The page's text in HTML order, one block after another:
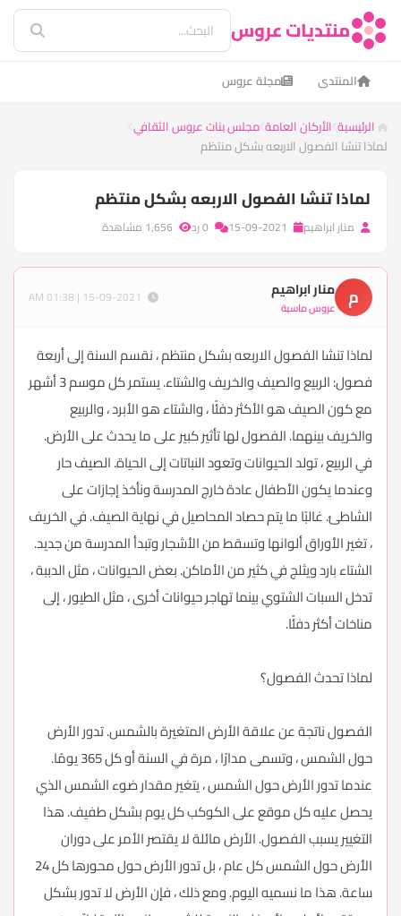
منتديات عروس
المنتدى مجلة عروس
الرئيسية الأركان العامة مجلس بنات عروس الثقافي
لماذا تنشا الفصول الاربعه بشكل منتظم
لماذا تنشا الفصول الاربعه بشكل منتظم
منار ابراهيم
م منار ابراهيم
عروس ماسية
لماذا تنشا الفصول الاربعه بشكل منتظم ، نقسم السنة إلى أربعة
فصول: الربيع والصيف والخريف والشتاء. يستمر كل موسم 3 أشهر
مع كون الصيف هو الأكثر دفئًا ، والشتاء هو الأبرد ، والربيع
والخريف بينهما. الفصول لها تأثير كبير على ما يحدث على الأرض.
في الربيع ، تولد الحيوانات وتعود النباتات إلى الحياة. الصيف حار
وعندما يكون الأطفال عادة خارج المدرسة ونأخذ إجازات على
الشاطئ. غالبًا ما يتم حصاد المحاصيل في نهاية الصيف. في الخريف
، تغير الأوراق ألوانها وتسقط من الأشجار وتبدأ المدرسة من جديد.
الشتاء بارد ويثلج في كثير من الأماكن. بعض الحيوانات ، مثل الدببة ،
تدخل السبات الشتوي بينما تهاجر حيوانات أخرى ، مثل الطيور ، إلى
مناخات أكثر دفئًا.
لماذا تحدث الفصول؟
الفصول ناتجة عن علاقة الأرض المتغيرة بالشمس. تدور الأرض
حول الشمس ، وتسمى مدارًا ، مرة في السنة أو كل 365 يومًا.
عندما تدور الأرض حول الشمس ، يتغير مقدار ضوء الشمس الذي
يحصل عليه كل موقع على الكوكب كل يوم بشكل طفيف. هذا
التغيير يسبب الفصول. الأرض مائلة لا يقتصر الأمر على دوران
الأرض حول الشمس كل عام ، بل تدور الأرض حول محورها كل 24
ساعة. هذا ما نسميه اليوم. ومع ذلك ، فإن الأرض لا تدور بشكل